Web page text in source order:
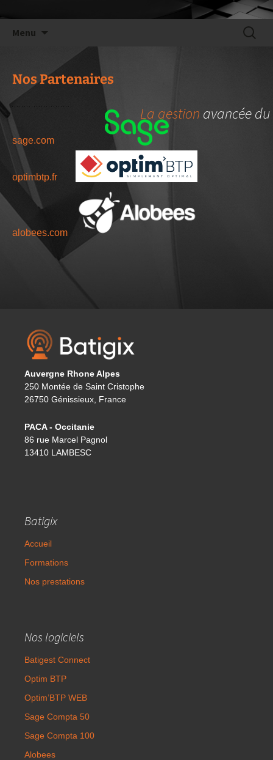
La gestion avancée
Menu
contenu
Nos Partenaires
sage.com
optimbtp.fr
alobees.com
Auvergne Rhone Alpes
250 Montée de Saint Cristophe
26750 Génissieux, France
PACA - Occitanie
86 rue Marcel Pagnol
13410 LAMBESC
Batigix
Accueil
Formations
Nos prestations
Nos logiciels
Batigest Connect
Optim BTP
Optim’BTP WEB
Sage Compta 50
Sage Compta 100
Alobees